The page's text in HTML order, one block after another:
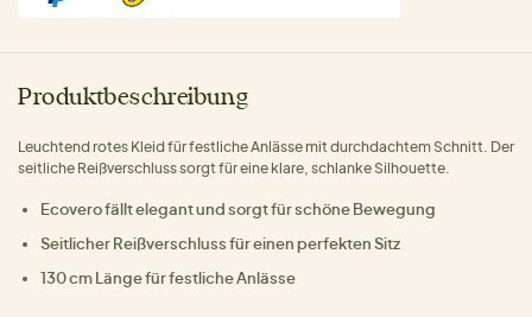
Produktbeschreibung
Leuchtend rotes Kleid für festliche Anlässe mit durchdachtem Schnitt. Der
seitliche Reißverschluss sorgt für eine klare, schlanke Silhouette.
Ecovero fällt elegant und sorgt für schöne Bewegung
Seitlicher Reißverschluss für einen perfekten Sitz
130 cm Länge für festliche Anlässe